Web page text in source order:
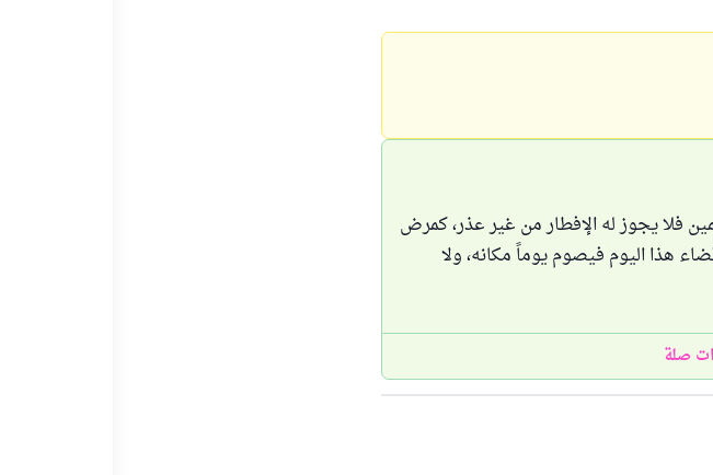
فلا يجوز له الإفطار من غير عذر، كمرض
هذا اليوم فيصوم يوماً مكانه، ولا
صلة